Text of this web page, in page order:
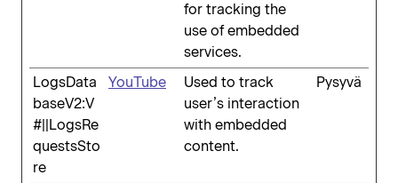
for tracking the
use of embedded
services.
LogsData
baseV2:V
#||LogsRe
questsSto
re
YouTube
Used to track
user’s interaction
with embedded
content.
Pysyvä